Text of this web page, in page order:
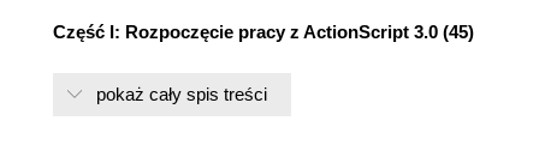
Część I: Rozpoczęcie pracy z ActionScript 3.0 (45)
Czym jest ActionScript? (47)
pokaż cały spis treści